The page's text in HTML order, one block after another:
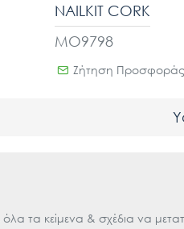
MO9798
NAILKIT CORK
Ζήτηση Προσφοράς
τα κείμενα & σχέδια να